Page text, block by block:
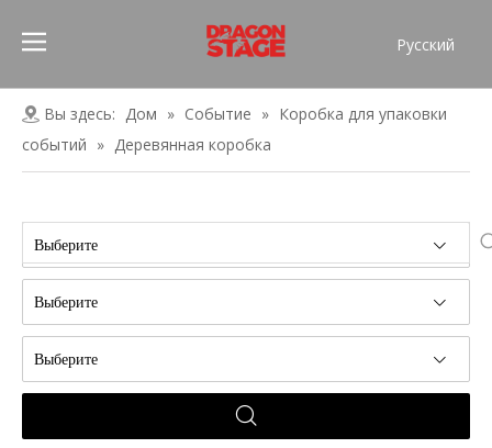
Pусский
Español
العربية
Вы здесь: Дом » Событие » Коробка для упаковки
событий » Деревянная коробка
Выберите
Выберите
Выберите